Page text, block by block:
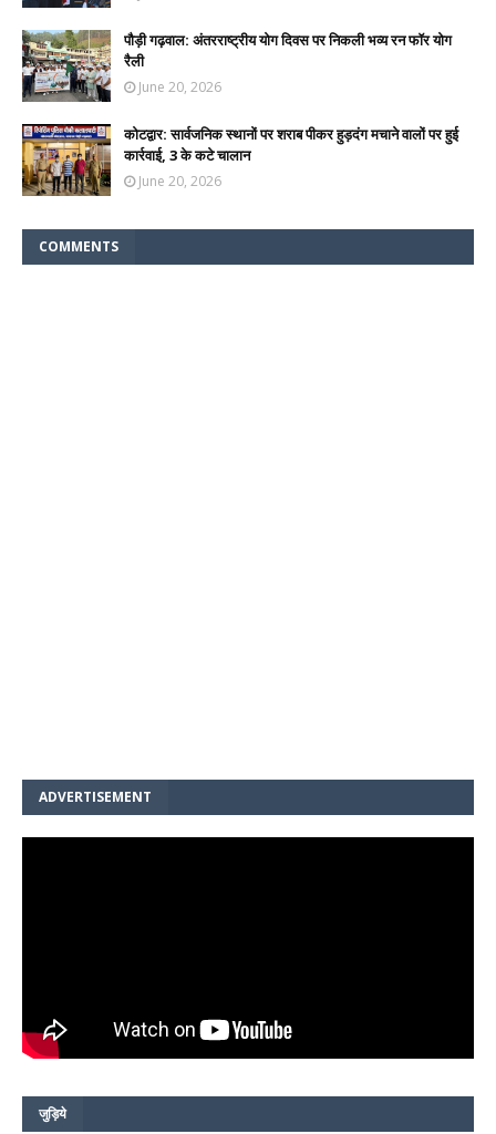
पौड़ी गढ़वाल: अंतरराष्ट्रीय योग दिवस पर निकली भव्य रन फॉर योग
रैली
June 20, 2026
कोटद्वार: सार्वजनिक स्थानों पर शराब पीकर हुड़दंग मचाने वालों पर हुई
कार्रवाई, 3 के कटे चालान
June 20, 2026
COMMENTS
ADVERTISEMENT
जुड़िये